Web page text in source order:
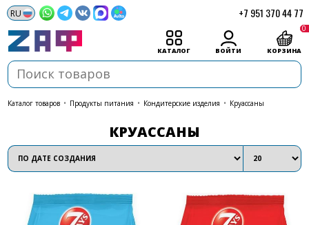
+7 951 370 44 77
КАТАЛОГ ВОЙТИ КОРЗИНА
0
каталог товаров • Продукты питания • Кондитерские изделия • Круассаны
КРУАССАНЫ